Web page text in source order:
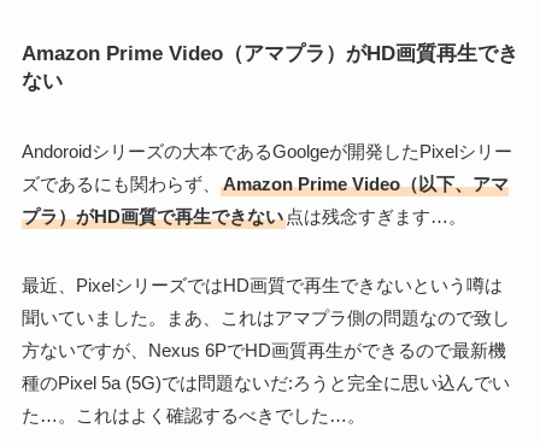
Amazon Prime Video（アマプラ）がHD画質再生でき
ない
Andoroidシリーズの大本であるGoolgeが開発したPixelシリー
ズであるにも関わらず、
Amazon Prime Video（以下、アマ
プラ）がHD画質で再生できない点は残念すぎます…。
最近、PixelシリーズではHD画質で再生できないという噂は
聞いていました。まあ、これはアマプラ側の問題なので致し
方ないですが、Nexus 6PでHD画質再生ができるので最新機
種のPixel 5a (5G)では問題ないだ:ろうと完全に思い込んでい
た…。これはよく確認するべきでした…。